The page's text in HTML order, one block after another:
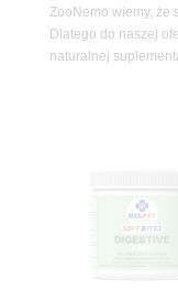
ZooNemo wiemy, że
Dlatego do naszej
naturalnej